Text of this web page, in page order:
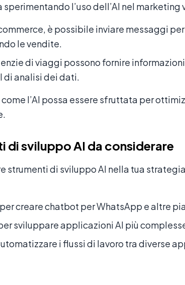
l’uso dell’AI nel
è possibile inviare messaggi
le vendite.
di viaggi possono fornire
di analisi dei dati.
l’AI possa essere sfruttata per
di sviluppo AI da considerare
strumenti di sviluppo AI nella tua
creare chatbot per WhatsApp e altre
sviluppare applicazioni AI più
i flussi di lavoro tra diverse